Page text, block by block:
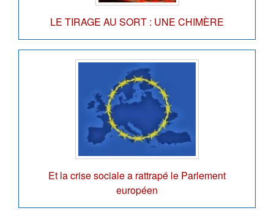
LE TIRAGE AU SORT : UNE CHIMÈRE
Et la crise sociale a rattrapé le Parlement
européen